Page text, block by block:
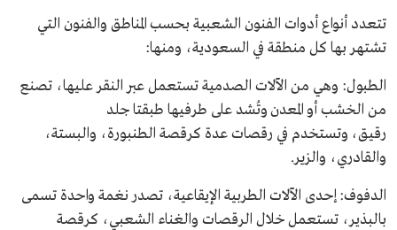
تتعدد أنواع أدوات الفنون الشعبية بحسب المناطق والفنون التي
تشتهر بها كل منطقة في السعودية، ومنها:
الطبول: وهي من الآلات الصدمية تستعمل عبر النقر عليها، تصنع
من الخشب أو المعدن وتُشد على طرفيها طبقتا جلد
رقيق، وتستخدم في رقصات عدة كرقصة الطنبورة، والبستة،
والقادري، والزير.
الدفوف: إحدى الآلات الطربية الإيقاعية، تصدر نغمة واحدة تسمى
بالبذير، تستعمل خلال الرقصات والغناء الشعبي، كرقصة